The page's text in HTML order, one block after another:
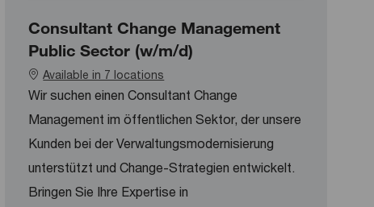
Consultant Change Management
Public Sector (w/m/d)
Available in 7 locations
Wir suchen einen Consultant Change
Management im öffentlichen Sektor, der unsere
Kunden bei der Verwaltungsmodernisierung
unterstützt und Change-Strategien entwickelt.
Bringen Sie Ihre Expertise in